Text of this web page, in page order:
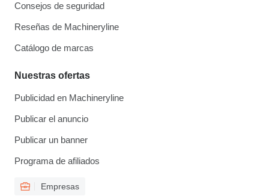
Consejos de seguridad
Reseñas de Machineryline
Catálogo de marcas
Nuestras ofertas
Publicidad en Machineryline
Publicar el anuncio
Publicar un banner
Programa de afiliados
Empresas